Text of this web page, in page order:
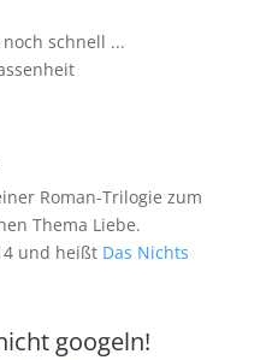
schnell ...
Roman-Trilogie zum
Thema Liebe.
und heißt Das Nichts
googeln!